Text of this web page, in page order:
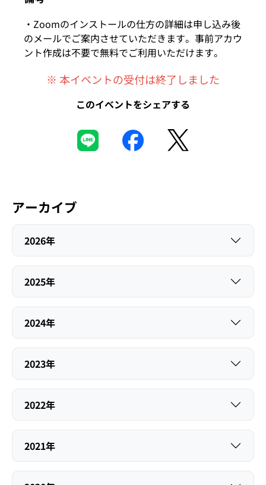
・Zoomのインストールの仕方の詳細は申し込み後
のメールでご案内させていただきます。事前アカウ
ント作成は不要で無料でご利用いただけます。
※ 本イベントの受付は終了しました
このイベントをシェアする
アーカイブ
2026年
2025年
2024年
2023年
2022年
2021年